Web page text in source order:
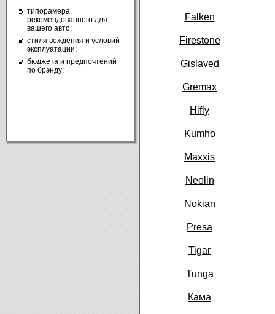
типорамера,
рекомендованного для
вашего авто;
стиля вождения и условий
эксплуатации;
бюджета и предпочтений
по брэнду;
Falken
Firestone
Gislaved
Gremax
Hifly
Kumho
Maxxis
Neolin
Nokian
Presa
Tigar
Tunga
Кама